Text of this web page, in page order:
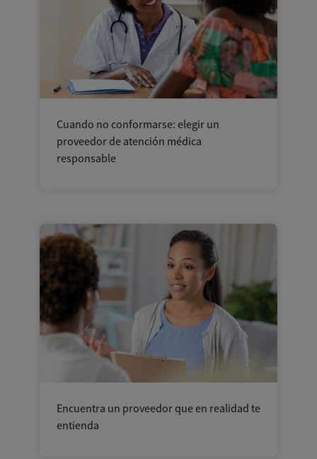
Cuando no conformarse: elegir un
proveedor de atención médica
responsable
Encuentra un proveedor que en realidad te
entienda